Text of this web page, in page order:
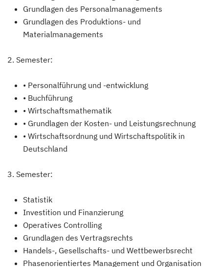
Grundlagen des Personalmanagements
Grundlagen des Produktions- und
Materialmanagements
2. Semester:
• Personalführung und -entwicklung
• Buchführung
• Wirtschaftsmathematik
• Grundlagen der Kosten- und Leistungsrechnung
• Wirtschaftsordnung und Wirtschaftspolitik in
Deutschland
3. Semester:
Statistik
Investition und Finanzierung
Operatives Controlling
Grundlagen des Vertragsrechts
Handels-, Gesellschafts- und Wettbewerbsrecht
Phasenorientiertes Management und Organisation